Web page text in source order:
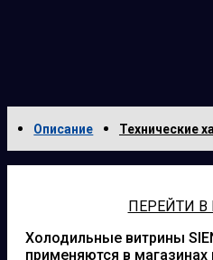
Описание Технические
ПЕРЕЙТИ В
Холодильные витрины
применяются в